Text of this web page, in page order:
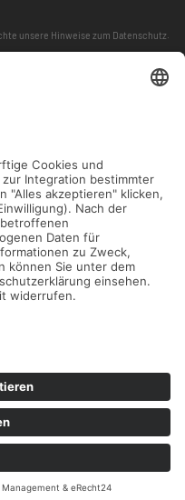
unsere Hinweise zum Datenschutz.
US